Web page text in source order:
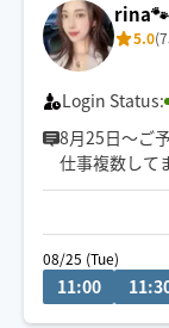
ざいます。rina🐾
ン5.0
Login Status:
8月25日〜ご
仕事複数して
1人1人のお悩
皆様に癒しと
フェイシャル
ケア得意です‼︎
08/25 (Tue)
11:00